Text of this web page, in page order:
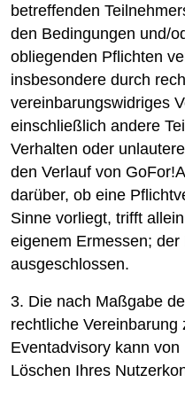
betreffenden
den Bedingungen und/
obliegenden Pflichten
insbesondere durch
vereinbarungswidriges
einschließlich andere
Verhalten oder
den Verlauf von
darüber, ob eine
Sinne vorliegt, trifft
eigenem Ermessen;
ausgeschlossen.
3. Die nach Maßgabe
rechtliche Vereinbarung
Eventadvisory kann
Löschen Ihres